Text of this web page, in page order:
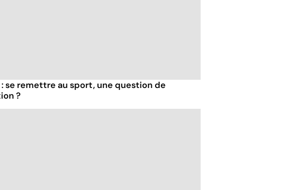
: se remettre au sport, une question de
?